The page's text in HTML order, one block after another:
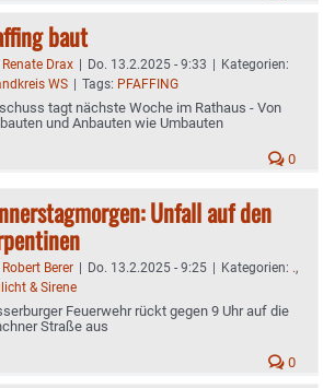
baut
Renate Drax | Do. 13.2.2025 - 9:33 | Kategorien:
WS | Tags: PFAFFING
tagt nächste Woche im Rathaus - Von
und Anbauten wie Umbauten
0
Unfall auf den
Robert Berer | Do. 13.2.2025 - 9:25 | Kategorien: .,
& Sirene
Feuerwehr rückt gegen 9 Uhr auf die
Straße aus
0